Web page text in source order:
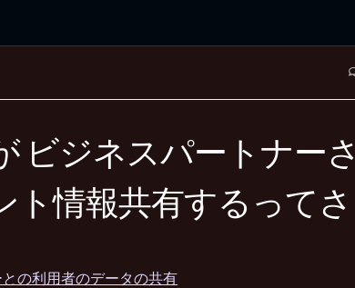
ビジネスパートナーさ
ト情報共有するってさ
の利用者のデータの共有